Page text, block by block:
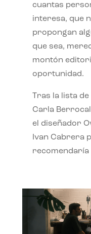
cuantas
interesa, que
propongan
que sea,
montón
oportunidad.
Tras la lista
Carla
el diseñador
Ivan Cabrera
recomendaría